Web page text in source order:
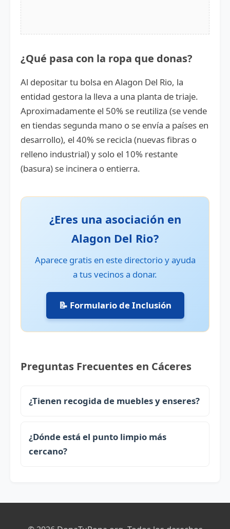
¿Qué pasa con la ropa que donas?
Al depositar tu bolsa en Alagon Del Rio, la
entidad gestora la lleva a una planta de triaje.
Aproximadamente el 50% se reutiliza (se vende
en tiendas segunda mano o se envía a países en
desarrollo), el 40% se recicla (nuevas fibras o
relleno industrial) y solo el 10% restante
(basura) se incinera o entierra.
¿Eres una asociación en
Alagon Del Rio?
Aparece gratis en este directorio y ayuda
a tus vecinos a donar.
📝 Formulario de Inclusión
Preguntas Frecuentes en Cáceres
¿Tienen recogida de muebles y enseres?
¿Dónde está el punto limpio más
cercano?